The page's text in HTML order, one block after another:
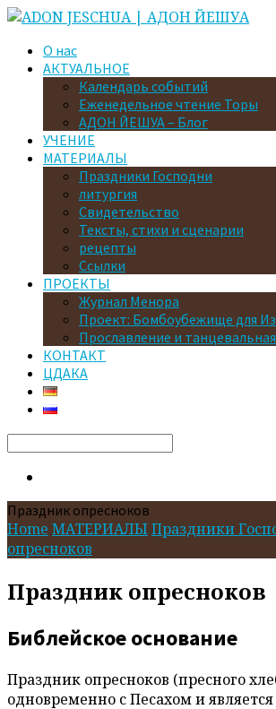
О нас
АКТУАЛЬНОЕ
Календарь событий
Еженедельное чтение Торы
АДОН ЙЕШУА – Блог
УЧЕНИЕ
МАТЕРИАЛЫ
Праздники Господни
литургия
Свидетельство
Тексты, стихи и сценарии
рецепты
Ссылки
ПРОЕКТЫ
Журнал Менора
Проект: Бомбоубежище для
Прославление и
КОНТАКТ
ЦДАКА
Search
Праздник опресноков
Home МАТЕРИАЛЫ Праздники
опресноков
Праздник опресноков
Библейское основание
Праздник опресноков (пресного
одновременно с Песахом и является